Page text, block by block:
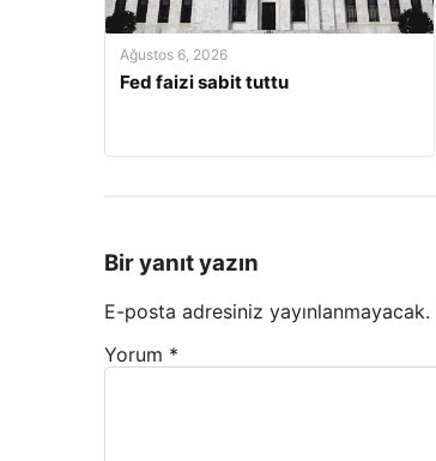
Ağustos 6, 2026
Fed faizi sabit tuttu
Bir yanıt yazın
E-posta adresiniz yayınlanmayacak.
Yorum *